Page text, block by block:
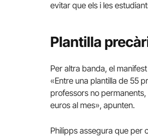
evitar que els i les
Plantilla
Per altra banda, el
«Entre una plantilla de 55
professors no
euros al mes», apunten.
Philipps assegura que per